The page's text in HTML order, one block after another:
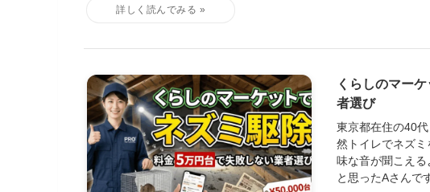
くらしのマー
者選び
東京都在住の40
然トイレでネズ
味な音が聞こえる
と思ったAさんで